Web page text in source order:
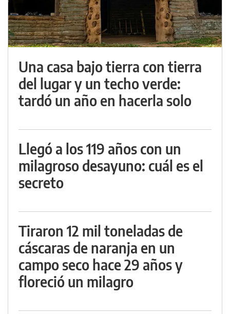
Una casa bajo tierra con tierra
del lugar y un techo verde:
tardó un año en hacerla solo
Llegó a los 119 años con un
milagroso desayuno: cuál es el
secreto
Tiraron 12 mil toneladas de
cáscaras de naranja en un
campo seco hace 29 años y
floreció un milagro